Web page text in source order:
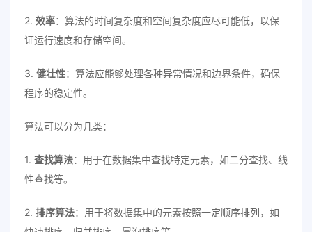
2. 效率：算法的时间复杂度和空间复杂度应尽可能低，以保
证运行速度和存储空间。
3. 健壮性：算法应能够处理各种异常情况和边界条件，确保
程序的稳定性。
算法可以分为几类：
1. 查找算法：用于在数据集中查找特定元素，如二分查找、线
性查找等。
2. 排序算法：用于将数据集中的元素按照一定顺序排列，如